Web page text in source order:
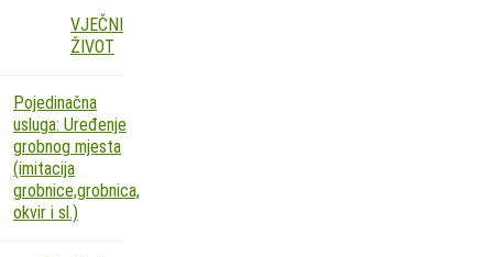
VJEČNI
ŽIVOT
Pojedinačna
usluga: Uređenje
grobnog mjesta
(imitacija
grobnice,grobnica,
okvir i sl.)